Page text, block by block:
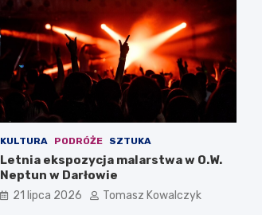
KULTURA PODRÓŻE SZTUKA
Letnia ekspozycja malarstwa w O.W.
Neptun w Darłowie
21 lipca 2026 Tomasz Kowalczyk